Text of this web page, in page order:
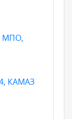
МПО,
КАМАЗ